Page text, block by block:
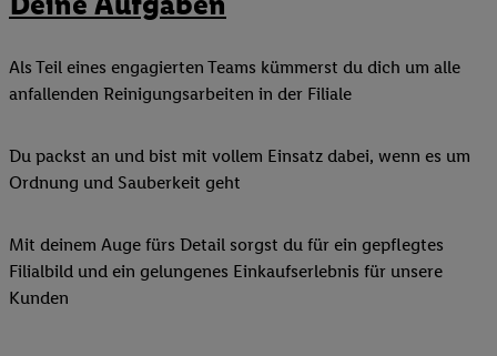
Als Teil eines engagierten Teams kümmerst du dich um alle
anfallenden Reinigungsarbeiten in der Filiale
Du packst an und bist mit vollem Einsatz dabei, wenn es um
Ordnung und Sauberkeit geht
Mit deinem Auge fürs Detail sorgst du für ein gepflegtes
Filialbild und ein gelungenes Einkaufserlebnis für unsere
Kunden